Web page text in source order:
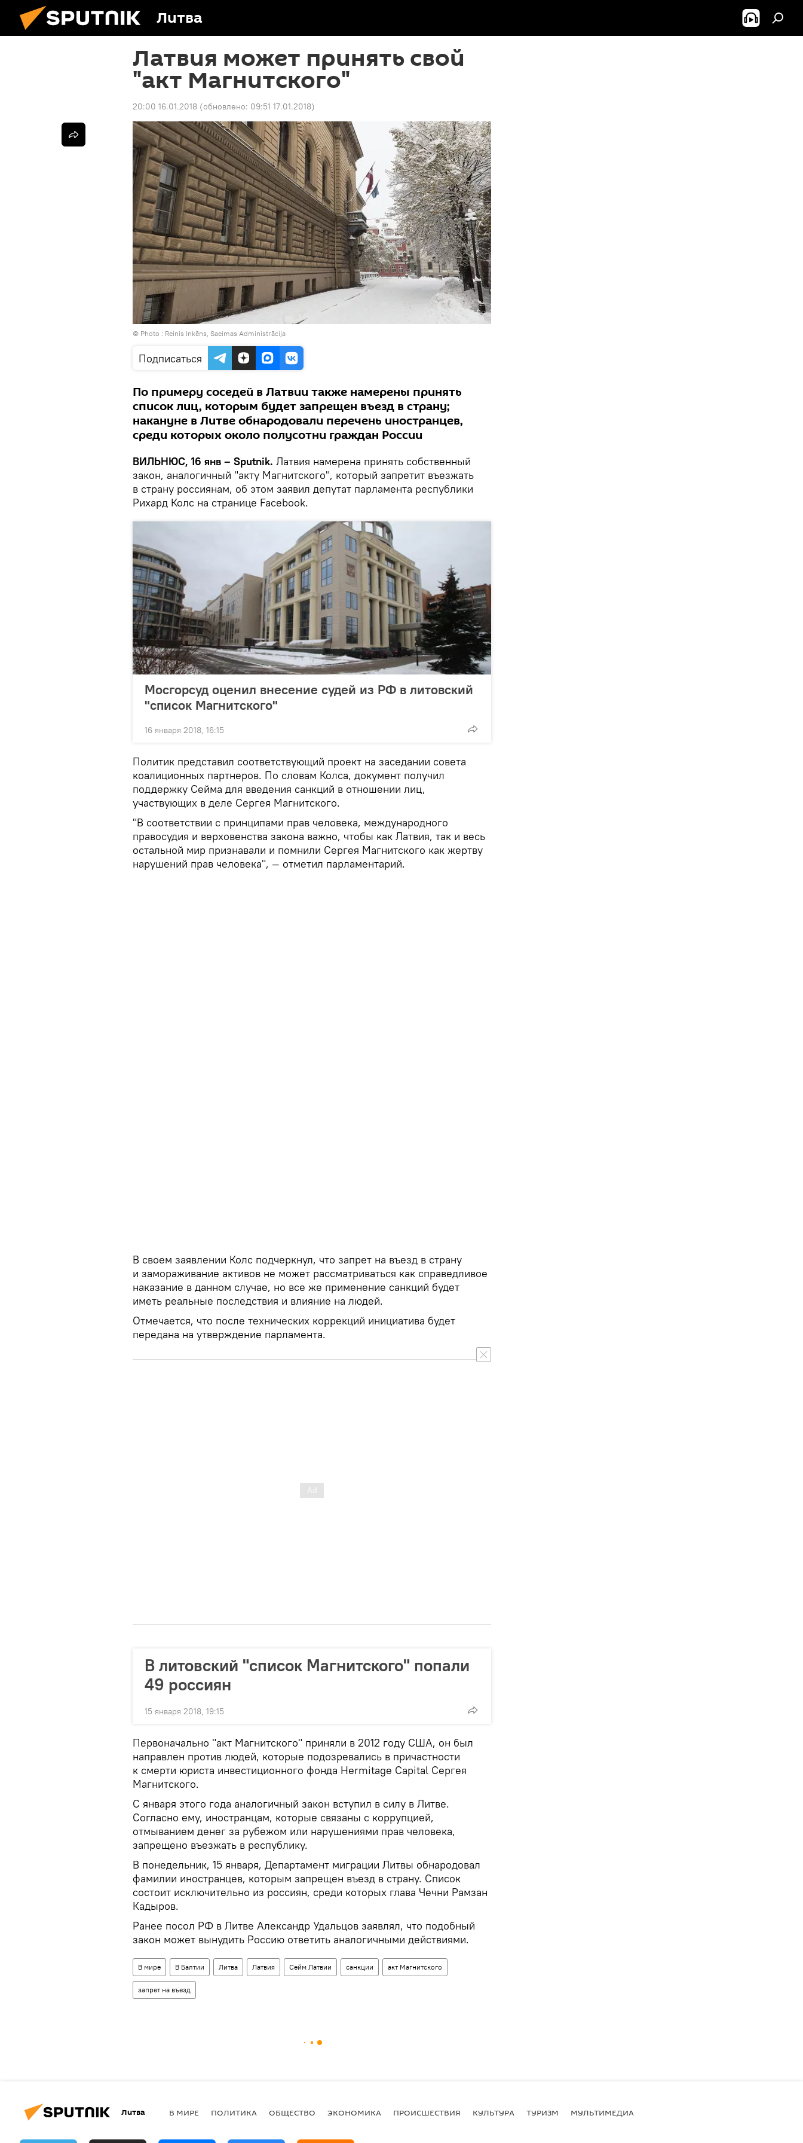
Литва
Латвия может принять свой
"акт Магнитского"
20:00 16.01.2018 (обновлено: 09:51 17.01.2018)
© Photo : Reinis Inkēns, Saeimas Administrācija
Подписаться
По примеру соседей в Латвии также намерены принять
список лиц, которым будет запрещен въезд в страну;
накануне в Литве обнародовали перечень иностранцев,
среди которых около полусотни граждан России
ВИЛЬНЮС, 16 янв – Sputnik. Латвия намерена принять собственный
закон, аналогичный "акту Магнитского", который запретит въезжать
в страну россиянам, об этом заявил депутат парламента республики
Рихард Колс на странице Facebook.
Мосгорсуд оценил внесение судей из РФ в литовский
"список Магнитского"
16 января 2018, 16:15
Политик представил соответствующий проект на заседании совета
коалиционных партнеров. По словам Колса, документ получил
поддержку Сейма для введения санкций в отношении лиц,
участвующих в деле Сергея Магнитского.
"В соответствии с принципами прав человека, международного
правосудия и верховенства закона важно, чтобы как Латвия, так и весь
остальной мир признавали и помнили Сергея Магнитского как жертву
нарушений прав человека", — отметил парламентарий.
В своем заявлении Колс подчеркнул, что запрет на въезд в страну
и замораживание активов не может рассматриваться как справедливое
наказание в данном случае, но все же применение санкций будет
иметь реальные последствия и влияние на людей.
Отмечается, что после технических коррекций инициатива будет
передана на утверждение парламента.
В литовский "список Магнитского" попали
49 россиян
15 января 2018, 19:15
Первоначально "акт Магнитского" приняли в 2012 году США, он был
направлен против людей, которые подозревались в причастности
к смерти юриста инвестиционного фонда Hermitage Capital Сергея
Магнитского.
С января этого года аналогичный закон вступил в силу в Литве.
Согласно ему, иностранцам, которые связаны с коррупцией,
отмыванием денег за рубежом или нарушениями прав человека,
запрещено въезжать в республику.
В понедельник, 15 января, Департамент миграции Литвы обнародовал
фамилии иностранцев, которым запрещен въезд в страну. Список
состоит исключительно из россиян, среди которых глава Чечни Рамзан
Кадыров.
Ранее посол РФ в Литве Александр Удальцов заявлял, что подобный
закон может вынудить Россию ответить аналогичными действиями.
В мире В Балтии Литва Латвия Сейм Латвии санкции акт Магнитского
запрет на въезд
Литва В МИРЕ ПОЛИТИКА ОБЩЕСТВО ЭКОНОМИКА ПРОИСШЕСТВИЯ КУЛЬТУРА ТУРИЗМ МУЛЬТИМЕДИА